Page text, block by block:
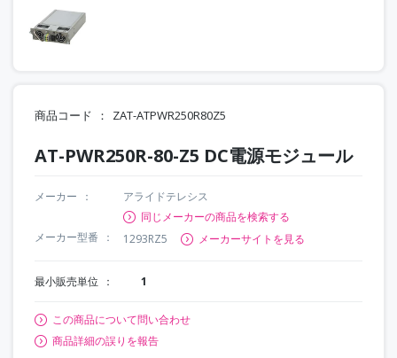
商品コード ZAT-ATPWR250R80Z5
AT-PWR250R-80-Z5 DC電源モジュール
メーカー
アライドテレシス
同じメーカーの商品を検索する
メーカー型番
1293RZ5 メーカーサイトを見る
最小販売単位 1
この商品について問い合わせ
商品詳細の誤りを報告